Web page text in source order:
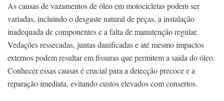
As causas de vazamentos de óleo em motocicletas podem ser
variadas, incluindo o desgaste natural de peças, a instalação
inadequada de componentes e a falta de manutenção regular.
Vedações ressecadas, juntas danificadas e até mesmo impactos
externos podem resultar em fissuras que permitem a saída do óleo.
Conhecer essas causas é crucial para a detecção precoce e a
reparação imediata, evitando custos elevados com consertos.